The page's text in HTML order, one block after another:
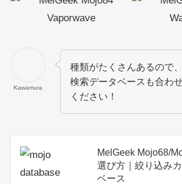
Kawamura
種類がたくさんあるので
検索データベースも合わ
ください！
MelGeek Mojo68/
選び方｜絞り込み
ベース